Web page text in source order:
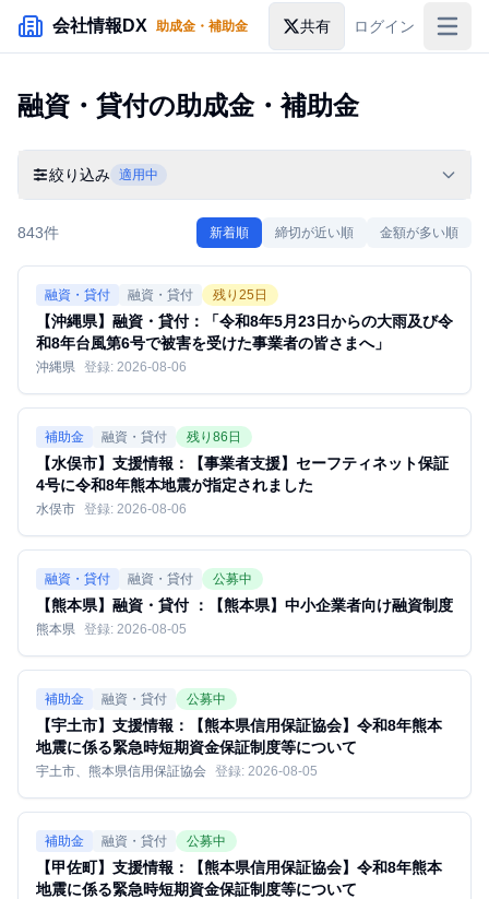
メインコンテンツにスキップ
会社情報DX 助成金・補助金 共有 ログイン
落札情報
企業検索
融資・貸付の助成金・補助金
絞り込み 適用中
843件 新着順 締切が近い順 金額が多い順
融資・貸付 融資・貸付 残り 25 日
【沖縄県】融資・貸付：「令和8年5月23日からの大雨及び令
和8年台風第6号で被害を受けた事業者の皆さまへ」
沖縄県 登録: 2026-08-06
補助金 融資・貸付 残り 86 日
【水俣市】支援情報：【事業者支援】セーフティネット保証
4号に令和8年熊本地震が指定されました
水俣市 登録: 2026-08-06
融資・貸付 融資・貸付 公募中
【熊本県】融資・貸付 ：【熊本県】中小企業者向け融資制度
熊本県 登録: 2026-08-05
補助金 融資・貸付 公募中
【宇土市】支援情報：【熊本県信用保証協会】令和8年熊本
地震に係る緊急時短期資金保証制度等について
宇土市、熊本県信用保証協会 登録: 2026-08-05
補助金 融資・貸付 公募中
【甲佐町】支援情報：【熊本県信用保証協会】令和8年熊本
地震に係る緊急時短期資金保証制度等について